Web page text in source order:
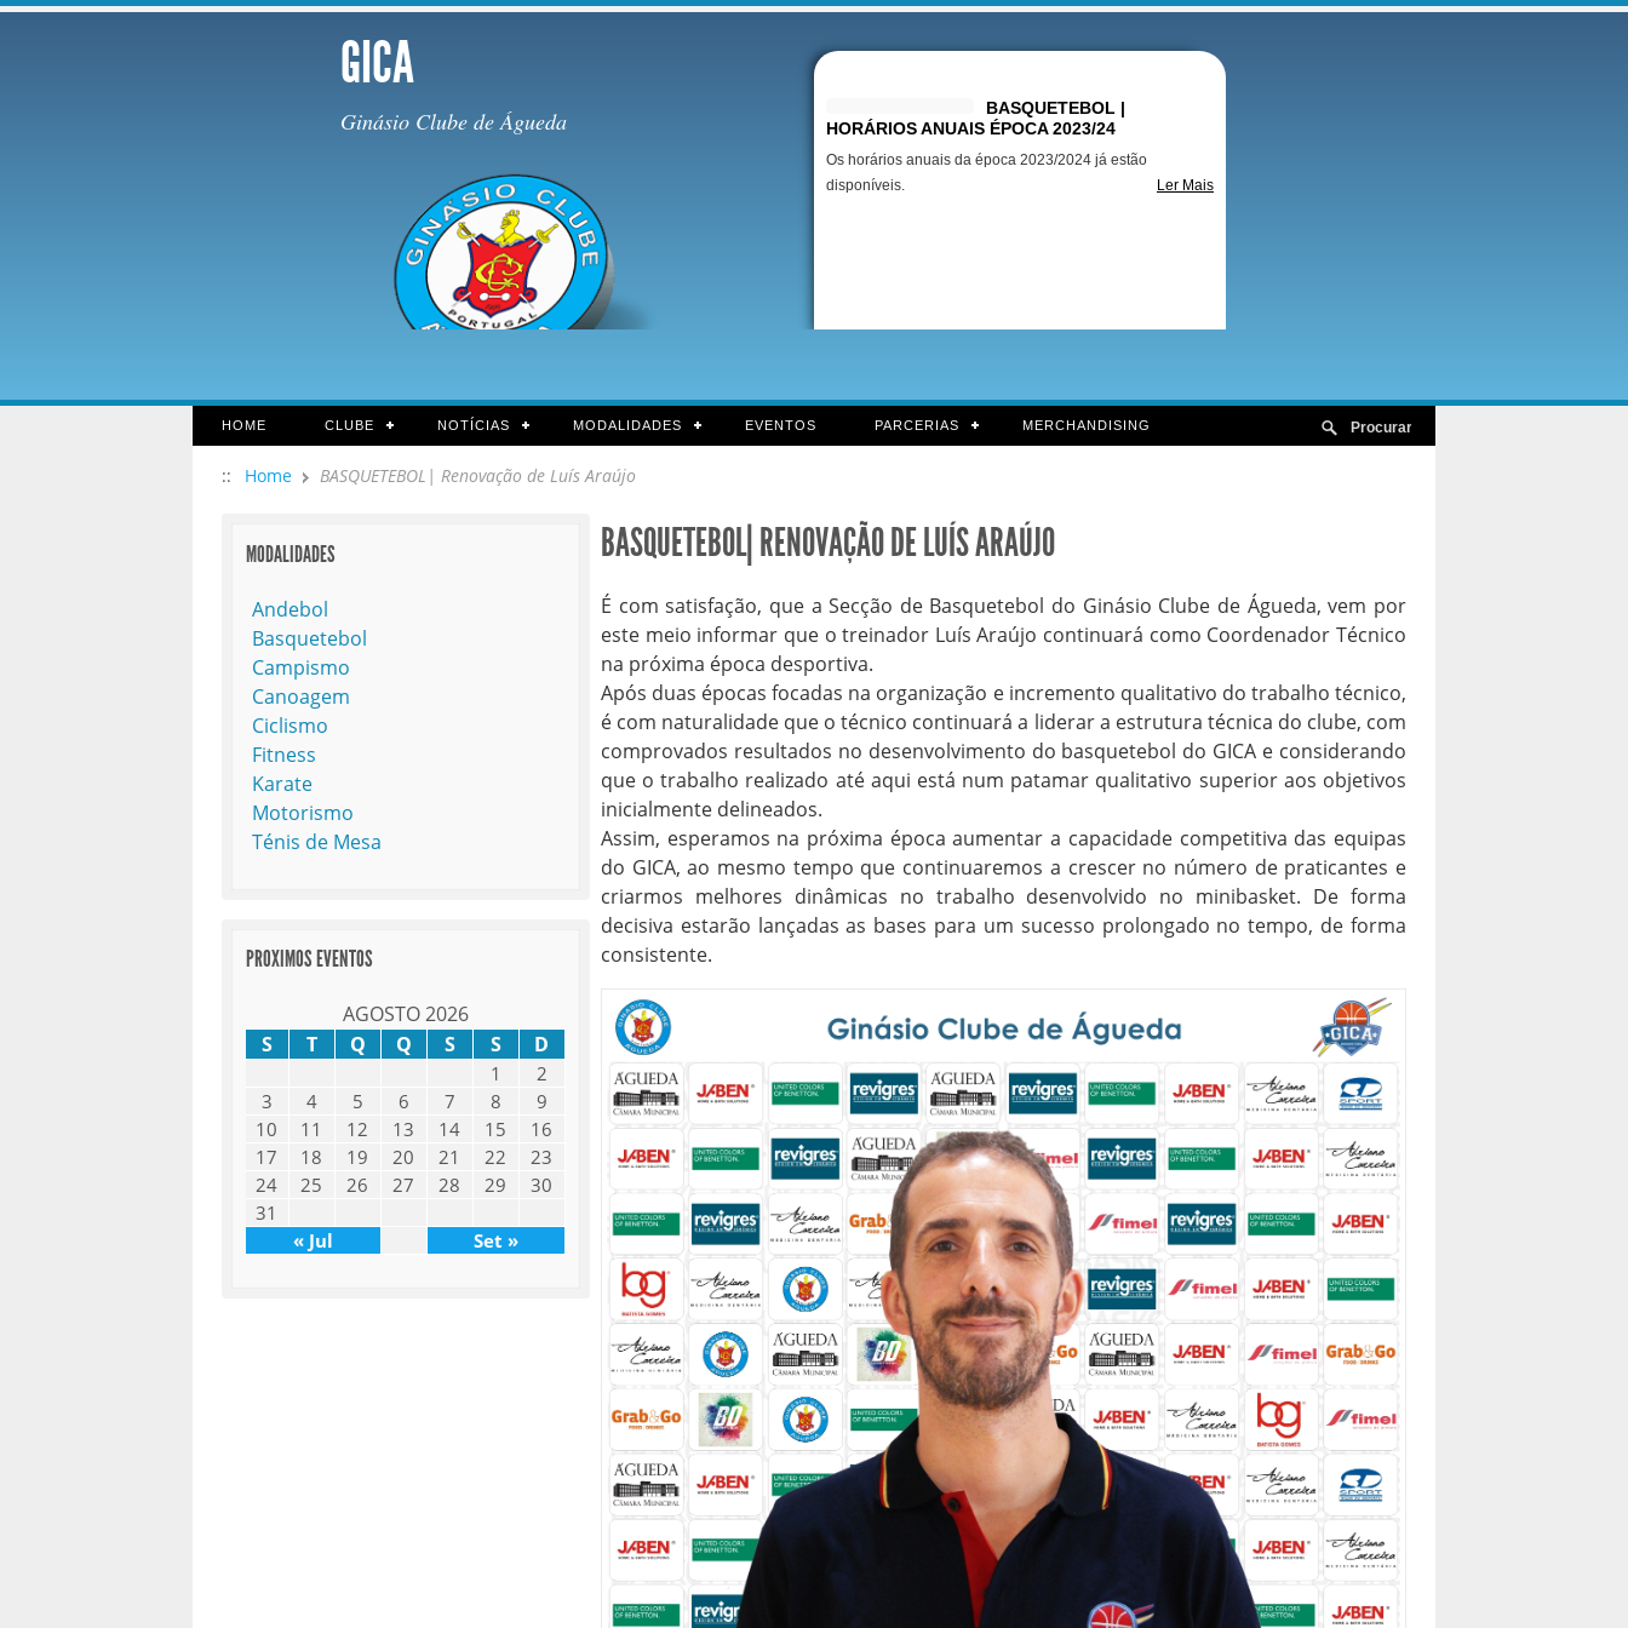
GICA
Ginásio Clube de Águeda
BASQUETEBOL |
HORÁRIOS ANUAIS ÉPOCA 2023/24
Os horários anuais da época 2023/2024 já estão
disponíveis.
Ler Mais
HOME CLUBE NOTÍCIAS MODALIDADES EVENTOS PARCERIAS MERCHANDISING
:: Home BASQUETEBOL| Renovação de Luís Araújo
BASQUETEBOL| RENOVAÇÃO DE LUÍS ARAÚJO
É com satisfação, que a Secção de Basquetebol do Ginásio Clube de Águeda, vem por
este meio informar que o treinador Luís Araújo continuará como Coordenador Técnico
na próxima época desportiva.
Após duas épocas focadas na organização e incremento qualitativo do trabalho técnico,
é com naturalidade que o técnico continuará a liderar a estrutura técnica do clube, com
comprovados resultados no desenvolvimento do basquetebol do GICA e considerando
que o trabalho realizado até aqui está num patamar qualitativo superior aos objetivos
inicialmente delineados.
Assim, esperamos na próxima época aumentar a capacidade competitiva das equipas
do GICA, ao mesmo tempo que continuaremos a crescer no número de praticantes e
criarmos melhores dinâmicas no trabalho desenvolvido no minibasket. De forma
decisiva estarão lançadas as bases para um sucesso prolongado no tempo, de forma
consistente.
MODALIDADES
Andebol
Basquetebol
Campismo
Canoagem
Ciclismo
Fitness
Karate
Motorismo
Ténis de Mesa
PROXIMOS EVENTOS
AGOSTO 2026
S
T Q Q S S D
1
2
3
4 5 6 7 8
9
10
11 12 13 14 15
16
17
18 19 20 21 22
23
24
25 26 27 28 29
30
31
« Jul
Set »